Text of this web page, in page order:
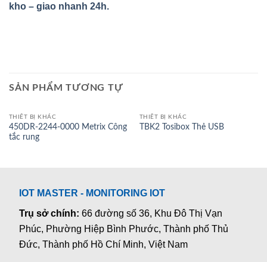
kho – giao nhanh 24h.
SẢN PHẨM TƯƠNG TỰ
THIẾT BỊ KHÁC
450DR-2244-0000 Metrix Công
tắc rung
THIẾT BỊ KHÁC
TBK2 Tosibox Thẻ USB
IOT MASTER - MONITORING IOT
Trụ sở chính:66 đường số 36, Khu Đô Thị Vạn
Phúc, Phường Hiệp Bình Phước, Thành phố Thủ
Đức, Thành phố Hồ Chí Minh, Việt Nam